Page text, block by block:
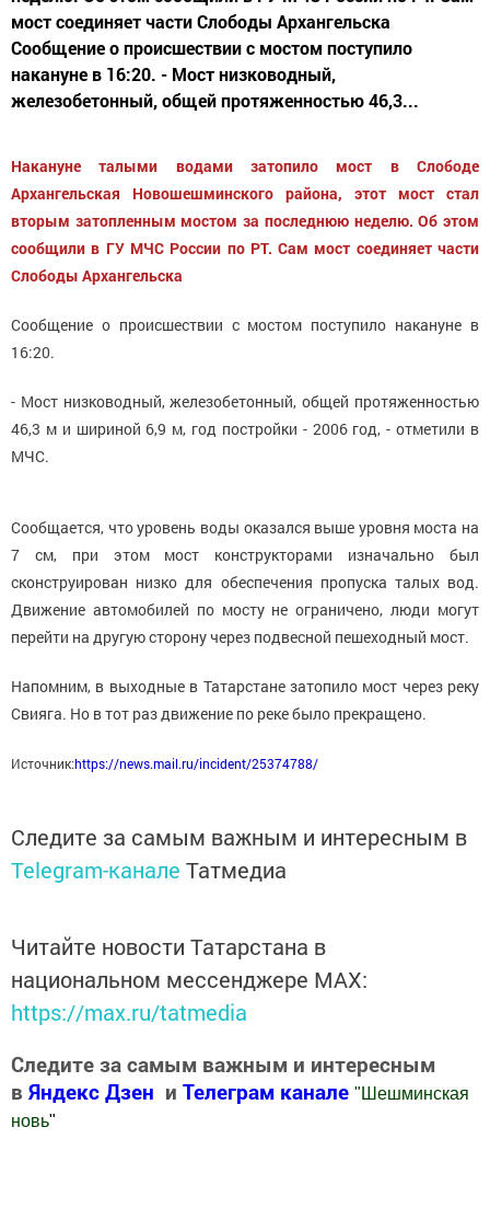
мост соединяет части Слободы Архангельска
Сообщение о происшествии с мостом поступило
накануне в 16:20. - Мост низководный,
железобетонный, общей протяженностью 46,3...
Накануне талыми водами затопило мост в Слободе
Архангельская Новошешминского района, этот мост стал
вторым затопленным мостом за последнюю неделю. Об этом
сообщили в ГУ МЧС России по РТ. Сам мост соединяет части
Слободы Архангельска
Сообщение о происшествии с мостом поступило накануне в
16:20.
- Мост низководный, железобетонный, общей протяженностью
46,3 м и шириной 6,9 м, год постройки - 2006 год, - отметили в
МЧС.
Сообщается, что уровень воды оказался выше уровня моста на
7 см, при этом мост конструкторами изначально был
сконструирован низко для обеспечения пропуска талых вод.
Движение автомобилей по мосту не ограничено, люди могут
перейти на другую сторону через подвесной пешеходный мост.
Напомним, в выходные в Татарстане затопило мост через реку
Свияга. Но в тот раз движение по реке было прекращено.
Источник:https://news.mail.ru/incident/25374788/
Следите за самым важным и интересным в
Telegram-канале Татмедиа
Читайте новости Татарстана в
национальном мессенджере MАХ:
https://max.ru/tatmedia
Следите за самым важным и интересным
в Яндекс Дзен и Телеграм канале "Шешминская
новь"